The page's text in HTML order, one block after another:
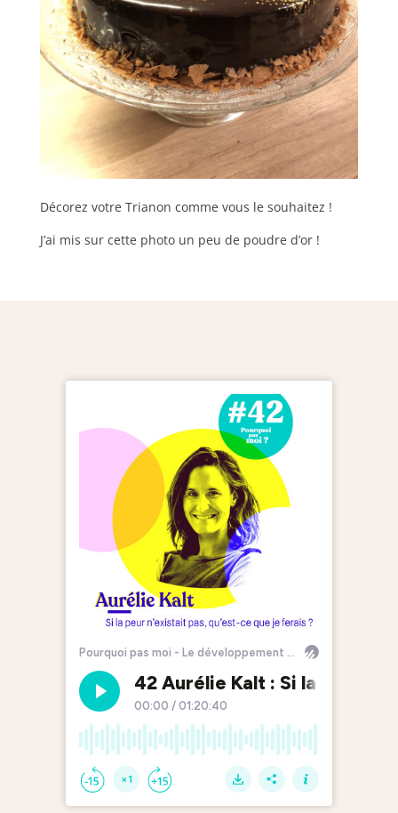
Décorez votre Trianon comme vous le souhaitez !
J’ai mis sur cette photo un peu de poudre d’or !